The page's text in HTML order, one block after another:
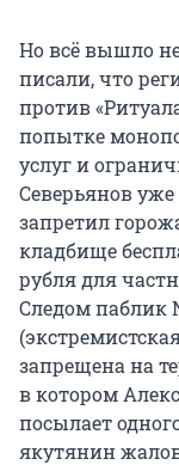
Но всё вышло
писали, что
против
попытке
услуг и
Северьянов
запретил
кладбище
рубля для
Следом паблик
запрещена на
в котором
посылает
якутянин